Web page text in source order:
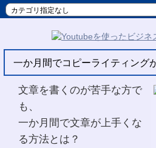
一か月間でコピーライティング
文章を書くのが苦手な方で
も、
一か月間で文章が上手くな
る方法とは？